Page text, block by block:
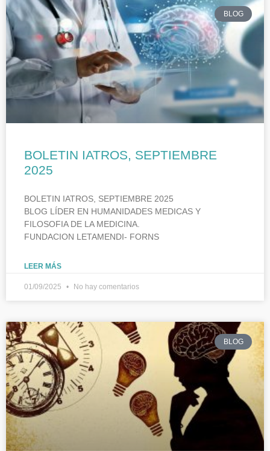
BLOG
BOLETIN IATROS, SEPTIEMBRE
2025
BOLETIN IATROS, SEPTIEMBRE 2025
BLOG LÍDER EN HUMANIDADES MEDICAS Y
FILOSOFIA DE LA MEDICINA.
FUNDACION LETAMENDI- FORNS
LEER MÁS
01/09/2025 No hay comentarios
BLOG